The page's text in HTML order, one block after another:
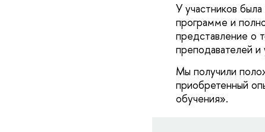
У участников
программе и
представление о
преподавателей и
Мы получили
приобретенный
обучения».